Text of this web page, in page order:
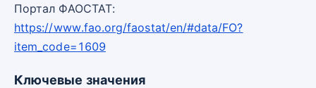
Портал ФАОСТАТ:
https://www.fao.org/faostat/en/#data/FO?
item_code=1609
Ключевые значения